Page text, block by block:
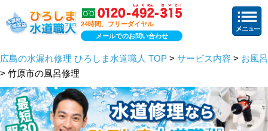
24時間、フリーダイヤル
メールでのお問い合わせ
広島の水漏れ修理 ひろしま水道職人 TOP > サービス内容 > お風呂
> 竹原市の風呂修理